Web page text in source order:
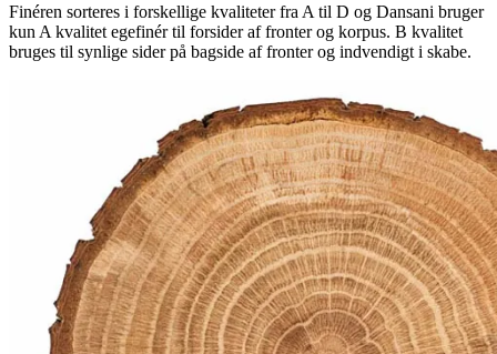
Finéren sorteres i forskellige kvaliteter fra A til D og Dansani bruger
kun A kvalitet egefinér til forsider af fronter og korpus. B kvalitet
bruges til synlige sider på bagside af fronter og indvendigt i skabe.